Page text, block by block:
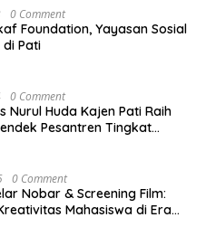
0 Comment
Foundation, Yayasan Sosial
di Pati
0 Comment
Nurul Huda Kajen Pati Raih
Pesantren Tingkat
0 Comment
Nobar & Screening Film:
Mahasiswa di Era